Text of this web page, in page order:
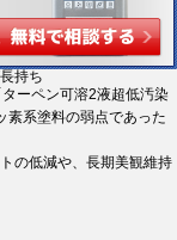
持ち
ーペン可溶2液超低汚染
素系塗料の弱点であった
の低減や、長期美観維持